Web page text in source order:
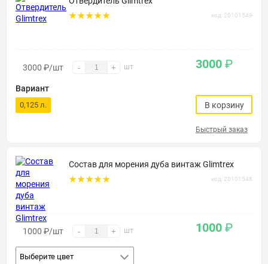
код: 20101549
3000 ₽/шт - + шт
Вариант
0,125 л.
3000 ₽
В корзину
Быстрый заказ
Состав для морения дуба винтаж Glimtrex
код: 20101548
1000 ₽/шт - + шт
Выберите цвет
1000 ₽